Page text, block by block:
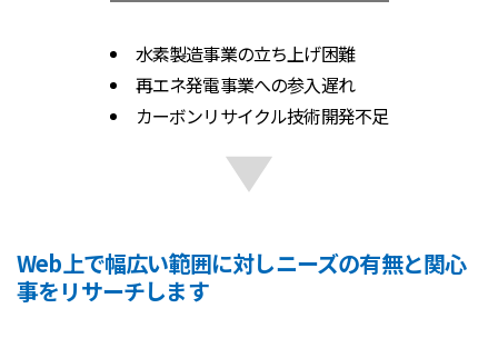
水素製造事業の立ち上げ困難
再エネ発電事業への参入遅れ
カーボンリサイクル技術開発不足
Web上で幅広い範囲に対しニーズの有無と関心
事をリサーチします